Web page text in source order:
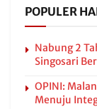
POPULER
Nabung 2
Singosari
OPINI:
Menuju